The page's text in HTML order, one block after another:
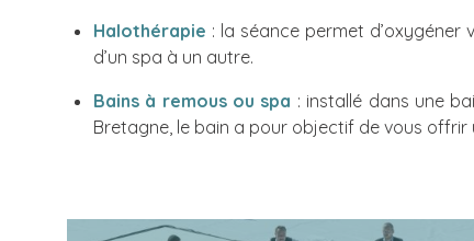
Halothérapie : la séance permet
d’un spa à un autre.
Bains à remous ou spa : installé dans une
Bretagne, le bain a pour objectif de vous